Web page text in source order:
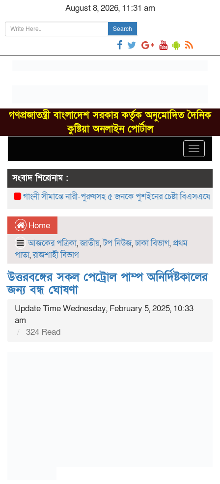
August 8, 2026, 11:31 am
Search
গণপ্রজাতন্ত্রী বাংলাদেশ সরকার কর্তৃক অনুমোদিত দৈনিক
কুষ্টিয়া অনলাইন পোর্টাল
Toggle
সংবাদ শিরোনাম :
গাংনী সীমান্তে নারী-পুরুষসহ ৫ জনকে পুশইনের চেষ্টা বিএসএফের,
Home
আজকের পত্রিকা,জাতীয়,টপ নিউজ,ঢাকা বিভাগ,প্রথম
পাতা,রাজশাহী বিভাগ
উত্তরবঙ্গের সকল পেট্রোল পাম্প অনির্দিষ্টকালের
জন্য বন্ধ ঘোষণা
Update Time Wednesday, February 5, 2025, 10:33
am
324 Read